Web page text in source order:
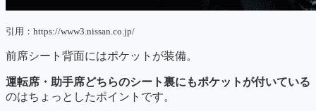
引用：https://www3.nissan.co.jp/
前席シート背面にはポケットが装備。
運転席・助手席どちらのシート裏にもポケットが付いている
のはちょっとしたポイントです。